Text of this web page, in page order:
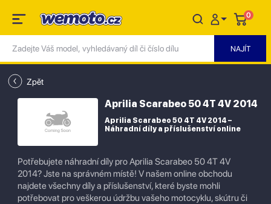
0
Zpět
Aprilia Scarabeo 50 4T 4V 2014
Aprilia Scarabeo 50 4T 4V 2014 –
Náhradní díly a příslušenství online
Potřebujete náhradní díly pro Aprilia Scarabeo 50 4T 4V
2014? Jste na správném místě! V našem online obchodu
najdete všechny díly a příslušenství, které byste mohli
potřebovat pro veškerou údržbu vašeho motocyklu, skútru či